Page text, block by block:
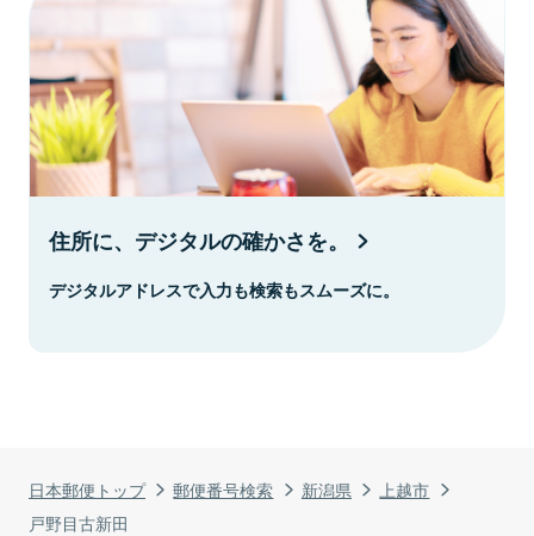
日本郵便トップ 郵便番号検索 新潟県
上越市
戸野目古新田
住所に、デジタルの確かさを。
デジタルアドレスで入力も検索もスムーズに。